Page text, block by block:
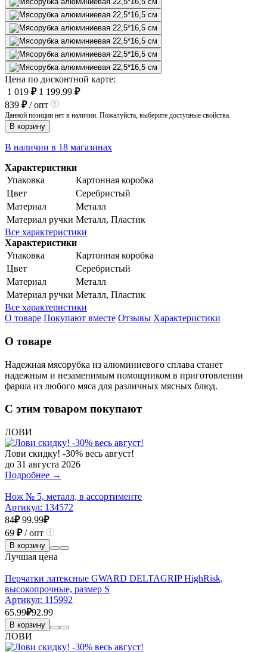
Цена по дисконтной карте:
1 019 ₽ 1 199.99 ₽
839 ₽/ опт
Данной позиции нет в наличии. Пожалуйста, выберите доступные свойства.
В корзину
В наличии в 18 магазинах
Характеристики
Упаковка
Картонная коробка
Цвет
Серебристый
Материал
Металл
Материал ручки Металл, Пластик
Все характеристики
Характеристики
Упаковка
Картонная коробка
Цвет
Серебристый
Материал
Металл
Материал ручки Металл, Пластик
Все характеристики
О товаре Покупают вместе Отзывы Характеристики
О товаре
Надежная мясорубка из алюминиевого сплава станет
надежным и незаменимым помощником в приготовлении
фарша из любого мяса для различных мясных блюд.
С этим товаром покупают
ЛОВИ
Лови скидку! -30% весь август!
до 31 августа 2026
Подробнее →
Нож № 5, металл, в ассортименте
Артикул: 134572
84₽ 99.99₽
69 ₽/ опт
В корзину
Лучшая цена
Перчатки латексные GWARD DELTAGRIP HighRisk,
высокопрочные, размер S
Артикул: 115992
65.99₽92.99
В корзину
ЛОВИ